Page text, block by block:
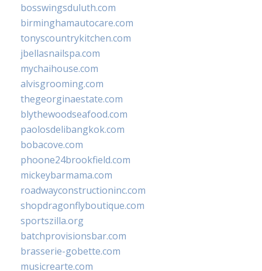
bosswingsduluth.com
birminghamautocare.com
tonyscountrykitchen.com
jbellasnailspa.com
mychaihouse.com
alvisgrooming.com
thegeorginaestate.com
blythewoodseafood.com
paolosdelibangkok.com
bobacove.com
phoone24brookfield.com
mickeybarmama.com
roadwayconstructioninc.com
shopdragonflyboutique.com
sportszilla.org
batchprovisionsbar.com
brasserie-gobette.com
musicrearte.com